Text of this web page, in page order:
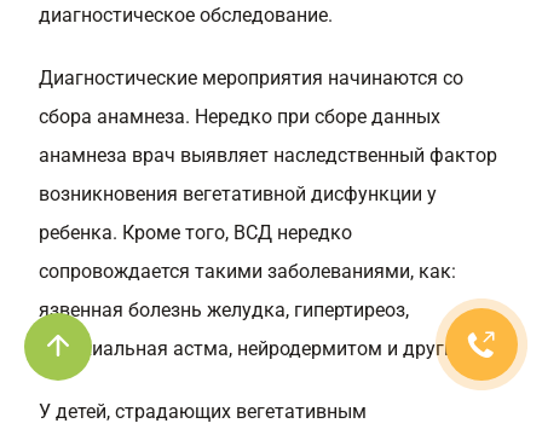
диагностическое обследование.
Диагностические мероприятия начинаются со
сбора анамнеза. Нередко при сборе данных
анамнеза врач выявляет наследственный фактор
возникновения вегетативной дисфункции у
ребенка. Кроме того, ВСД нередко
сопровождается такими заболеваниями, как:
язвенная болезнь желудка, гипертиреоз,
бронхиальная астма, нейродермитом и другими.
У детей, страдающих вегетативным